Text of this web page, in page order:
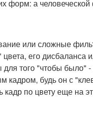
форм: а человеческой
или сложные
его дисбаланса
того "чтобы было"
кадром, будь он с
кадр по цвету еще на